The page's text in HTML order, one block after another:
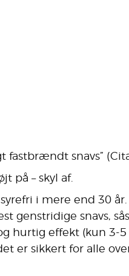
fastbrændt snavs”
på – skyl af.
i mere end 30
genstridige snavs,
hurtig effekt (kun 3-
er sikkert for alle